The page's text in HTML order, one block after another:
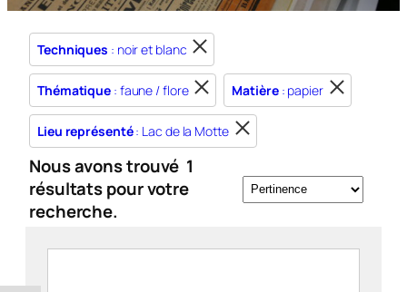
Techniques : noir et blanc
Thématique : faune / flore Matière: papier
Lieu représenté: Lac de la Motte
Nous avons trouvé 1
résultats pour votre
recherche.